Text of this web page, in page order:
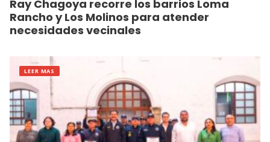
Ray Chagoya recorre los barrios Loma
Rancho y Los Molinos para atender
necesidades vecinales
LEER MAS